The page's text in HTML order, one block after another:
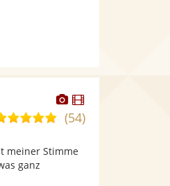
Dieser
Künstler
stellt
bereit.
Dieser
Künstler
5,0
5
(54)
meiner Stimme
ganz